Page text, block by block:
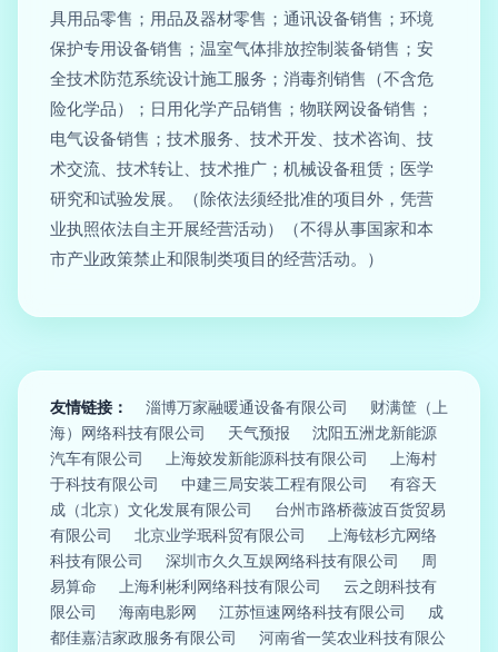
具用品零售；用品及器材零售；通讯设备销售；环境
保护专用设备销售；温室气体排放控制装备销售；安
全技术防范系统设计施工服务；消毒剂销售（不含危
险化学品）；日用化学产品销售；物联网设备销售；
电气设备销售；技术服务、技术开发、技术咨询、技
术交流、技术转让、技术推广；机械设备租赁；医学
研究和试验发展。（除依法须经批准的项目外，凭营
业执照依法自主开展经营活动）（不得从事国家和本
市产业政策禁止和限制类项目的经营活动。）
友情链接： 淄博万家融暖通设备有限公司
财满筐（上
海）网络科技有限公司
天气预报
沈阳五洲龙新能源
汽车有限公司
上海姣发新能源科技有限公司
上海村
于科技有限公司
中建三局安装工程有限公司
有容天
成（北京）文化发展有限公司
台州市路桥薇波百货贸易
有限公司
北京业学珉科贸有限公司
上海铉杉亢网络
科技有限公司
深圳市久久互娱网络科技有限公司
周
易算命
上海利彬利网络科技有限公司
云之朗科技有
限公司
海南电影网 江苏恒速网络科技有限公司
成
都佳嘉洁家政服务有限公司
河南省一笑农业科技有限公